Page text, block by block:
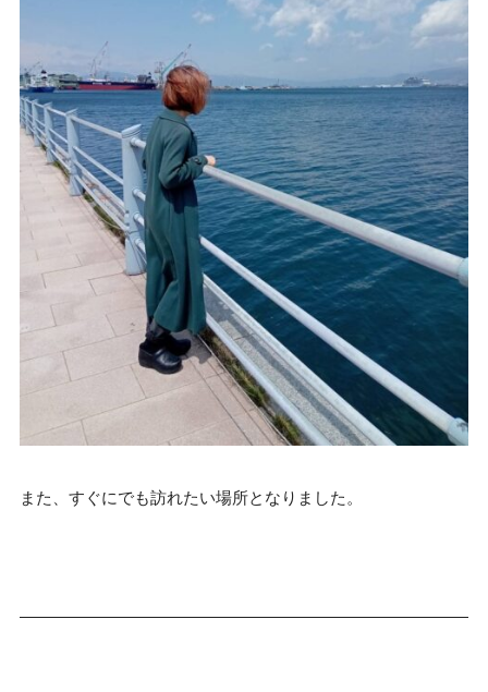
また、すぐにでも訪れたい場所となりました。